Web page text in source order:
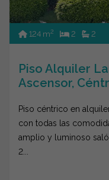
124 m2 2 2
Piso Alquiler
Ascensor,
Piso céntrico en
con todas las
amplio y luminoso
2...